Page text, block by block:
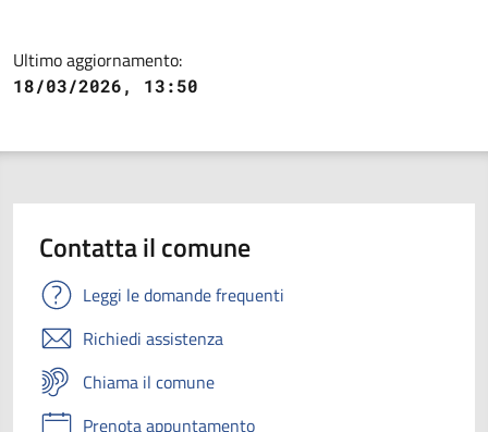
Ultimo aggiornamento:
18/03/2026, 13:50
Contatta il comune
Leggi le domande frequenti
Richiedi assistenza
Chiama il comune
Prenota appuntamento